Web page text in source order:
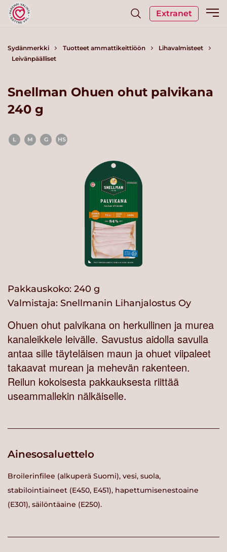
Extranet
Sydänmerkki Tuotteet ammattikeittiöön
Lihavalmisteet
Leivänpäälliset
Snellman Ohuen ohut palvikana
240 g
L M G HS
Pakkauskoko: 240 g
Valmistaja: Snellmanin Lihanjalostus Oy
Ohuen ohut palvikana on herkullinen ja murea
kanaleikkele leivälle. Savustus aidolla savulla
antaa sille täyteläisen maun ja ohuet viipaleet
takaavat murean ja mehevän rakenteen.
Reilun kokoisesta pakkauksesta riittää
useammallekin nälkäiselle.
Ainesosaluettelo
Broilerinfilee (alkuperä Suomi), vesi, suola,
stabilointiaineet (E450, E451), hapettumisenestoaine
(E301), säilöntäaine (E250).